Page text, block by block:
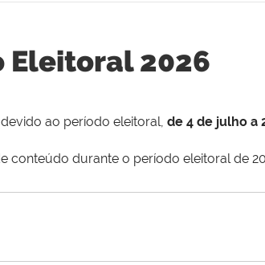
Eleitoral 2026
ao período eleitoral, de 4 de julho a
conteúdo durante o período eleitoral de